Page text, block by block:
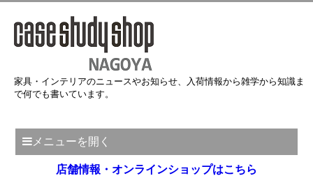
家具・インテリアのニュースやお知らせ、入荷情報から雑学から知識ま
で何でも書いています。
メニューを開く
店舗情報・オンラインショップはこちら